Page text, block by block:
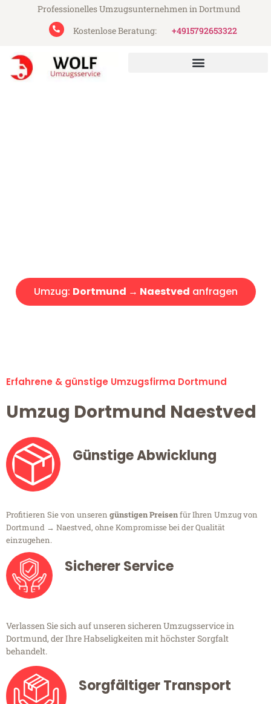
Professionelles Umzugsunternehmen in Dortmund
Kostenlose Beratung:
+4915792653322
Umzug: Dortmund → Naestved anfragen
Erfahrene & günstige Umzugsfirma Dortmund
Umzug Dortmund Naestved
Günstige Abwicklung
Profitieren Sie von unseren günstigen Preisenfür Ihren Umzug von
Dortmund → Naestved, ohne Kompromisse bei der Qualität
einzugehen.
Sicherer Service
Verlassen Sie sich auf unseren sicheren Umzugsservice in
Dortmund, der Ihre Habseligkeiten mit höchster Sorgfalt
behandelt.
Sorgfältiger Transport